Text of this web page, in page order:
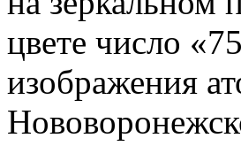
цвете число
изображения